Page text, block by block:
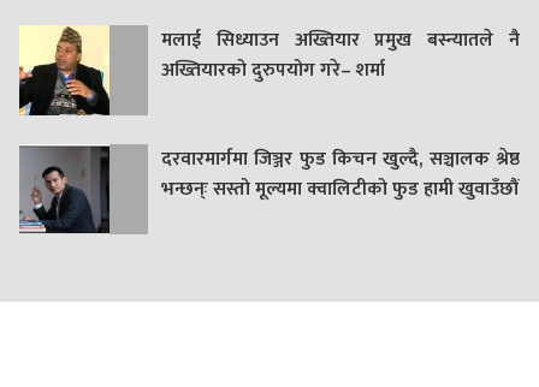
मलाई सिध्याउन अख्तियार प्रमुख बस्न्यातले नै
अख्तियारको दुरुपयोग गरे– शर्मा
दरवारमार्गमा जिञ्जर फुड किचन खुल्दै, सञ्चालक श्रेष्ठ
भन्छन्ः सस्तो मूल्यमा क्वालिटीको फुड हामी खुवाउँछौं